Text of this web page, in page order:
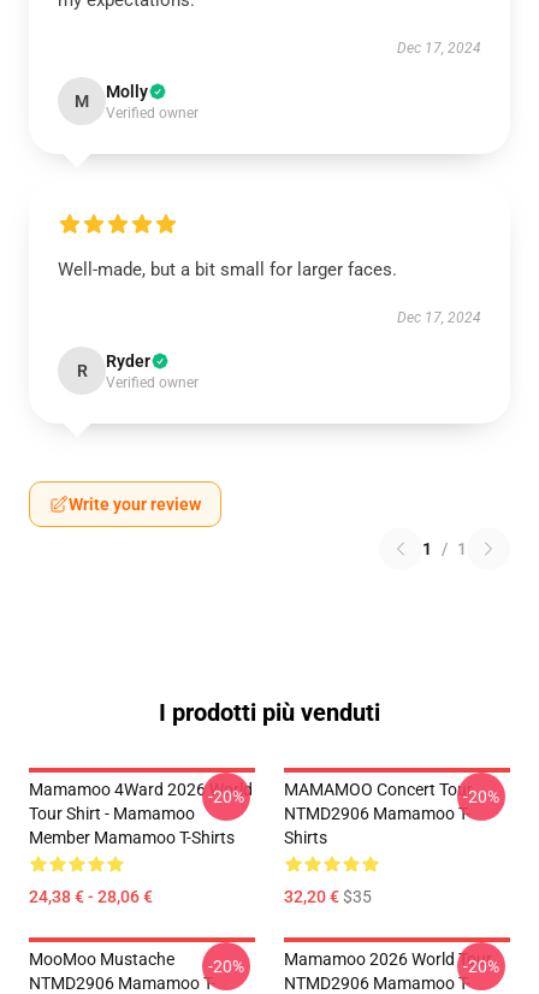
Dec 17, 2024
M Molly
Verified owner
Well-made, but a bit small for larger faces.
Dec 17, 2024
R Ryder
Verified owner
Write your review
1 / 1
I prodotti più venduti
Mamamoo 4Ward 2026 World
Tour Shirt - Mamamoo
Member Mamamoo T-Shirts
24,38 € - 28,06 €
-20%
MAMAMOO Concert Tour
NTMD2906 Mamamoo T-
Shirts
32,20 €$35
-20%
MooMoo Mustache
NTMD2906 Mamamoo T-
-20%
Mamamoo 2026 World Tour
NTMD2906 Mamamoo T-
-20%